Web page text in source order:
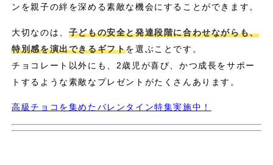
ンを親子の絆を深める素敵な機会にすることができます。
大切なのは、 子どもの安全と発達段階に合わせながらも、
特別感を演出できるギフトを選ぶことです。
チョコレート以外にも、2歳児が喜び、かつ成長をサポー
トするような素敵なプレゼントがたくさんあります。
高級チョコを集めたバレンタイン特集実施中！